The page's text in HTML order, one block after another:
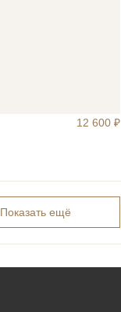
12 600 ₽
Показать ещё